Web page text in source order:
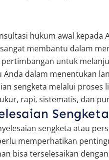
hukum awal kepada
membantu dalam
untuk
dalam menentukan
sengketa melalui proses
rapi, sistematis, dan
Sengketa
sengketa atau
memperhatikan
bisa terselesaikan